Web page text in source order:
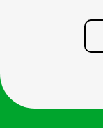
et WC